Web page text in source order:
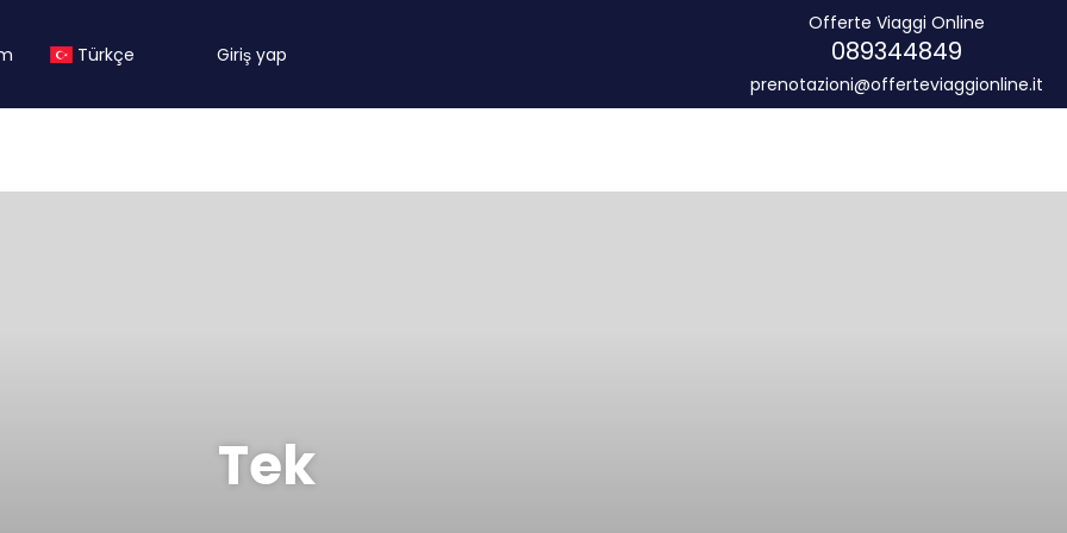
Türkçe Giriş yap
Offerte Viaggi Online
089344849
prenotazioni@offerteviaggionline.it
Tek